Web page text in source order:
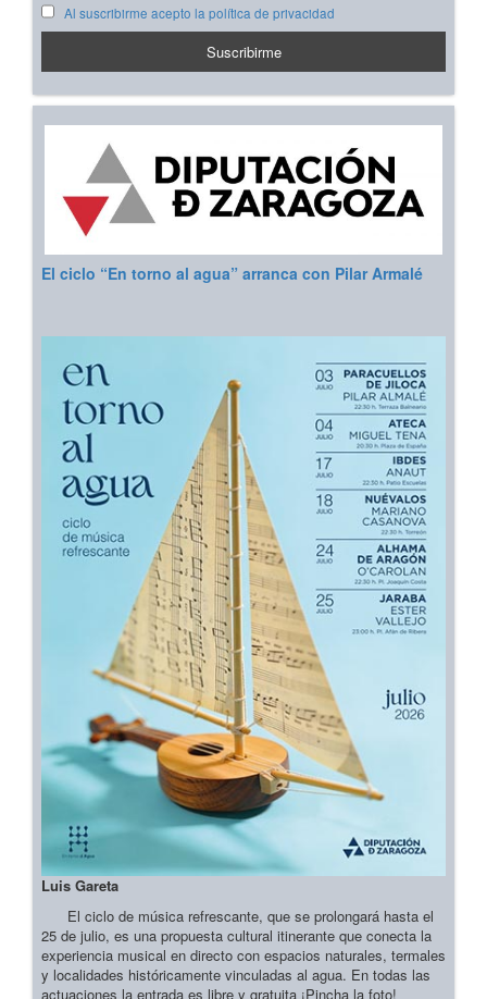
Al suscribirme acepto la política de privacidad
El ciclo “En torno al agua” arranca con Pilar Armalé
Luis Gareta
El ciclo de música refrescante, que se prolongará hasta el
25 de julio, es una propuesta cultural itinerante que conecta la
experiencia musical en directo con espacios naturales, termales
y localidades históricamente vinculadas al agua. En todas las
actuaciones la entrada es libre y gratuita ¡Pincha la foto!